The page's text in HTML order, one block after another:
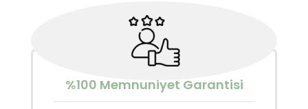
%100 Memnuniyet Garantisi